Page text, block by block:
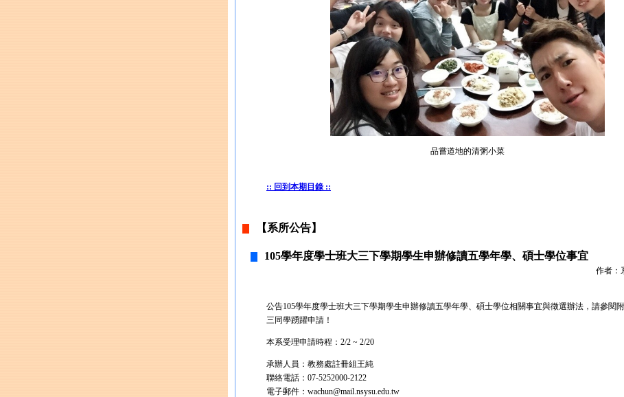
品嘗道地的清粥小菜
:: 回到本期目錄 ::
【系所公告】
105學年度學士班大三下​學期學生申辦修讀五學年學、碩士學位事宜
作者：
公告105學年度學士班大三下​學期學生申辦修讀五學年學、碩士學位相關事宜與徵選辦法，請參閱
三同學踴躍申請！
本系受理申請時程：2/2 ~ 2/20
承辦人員：教務處註冊組王純
聯絡電話：07-5252000-2122
電子郵件：wachun@mail.nsysu.edu.tw